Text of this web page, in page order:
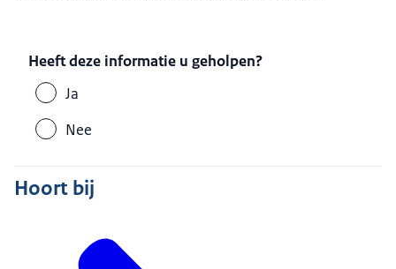
Heeft deze informatie u geholpen?
Ja
Nee
Hoort bij